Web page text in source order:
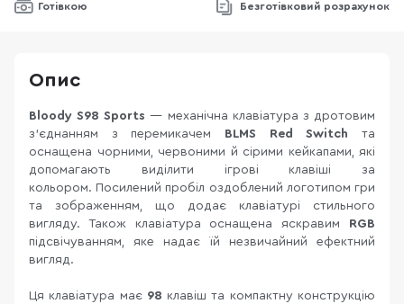
Готівкою Безготівковий розрахунок
Опис
Bloody S98 Sports — механічна клавіатура з дротовим
з'єднанням з перемикачем BLMS Red Switch та
оснащена чорними, червоними й сірими кейкапами, які
допомагають виділити ігрові клавіші за
кольором. Посилений пробіл оздоблений логотипом гри
та зображенням, що додає клавіатурі стильного
вигляду. Також клавіатура оснащена яскравим RGB
підсвічуванням, яке надає їй незвичайний ефектний
вигляд.
Ця клавіатура має 98 клавіш та компактну конструкцію